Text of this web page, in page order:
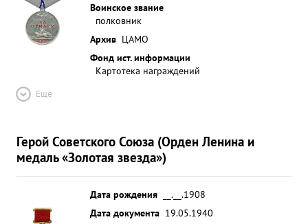
Воинское звание
полковник
Архив ЦАМО
Фонд ист. информации
Картотека награждений
Ещё
Герой Советского Союза (Орден Ленина и
медаль «Золотая звезда»)
Дата рождения
__.__.1908
Дата документа 19.05.1940